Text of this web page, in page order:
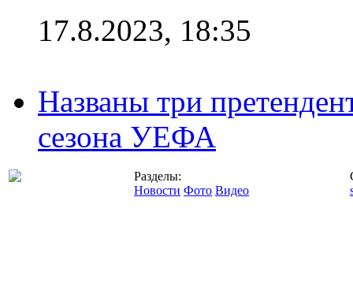
17.8.2023, 18:35
Названы три
сезона УЕФА
Разделы:
Новости Фото Видео